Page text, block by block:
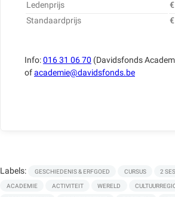
Ledenprijs
Standaardprijs
Info:016 31 06 70 (Davidsfonds
ofacademie@davidsfonds.be
Labels: GESCHIEDENIS & ERFGOED CURSUS 2
ACADEMIE ACTIVITEIT WERELD